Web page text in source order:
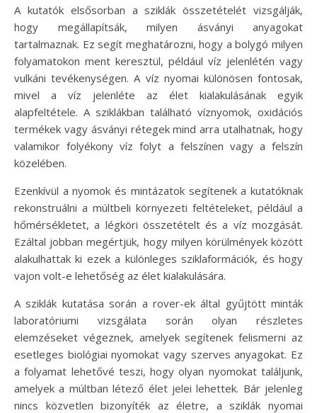
A kutatók elsősorban a sziklák összetételét vizsgálják,
hogy megállapítsák, milyen ásványi anyagokat
tartalmaznak. Ez segít meghatározni, hogy a bolygó milyen
folyamatokon ment keresztül, például víz jelenlétén vagy
vulkáni tevékenységen. A víz nyomai különösen fontosak,
mivel a víz jelenléte az élet kialakulásának egyik
alapfeltétele. A sziklákban található víznyomok, oxidációs
termékek vagy ásványi rétegek mind arra utalhatnak, hogy
valamikor folyékony víz folyt a felszínen vagy a felszín
közelében.
Ezenkívül a nyomok és mintázatok segítenek a kutatóknak
rekonstruálni a múltbeli környezeti feltételeket, például a
hőmérsékletet, a légköri összetételt és a víz mozgását.
Ezáltal jobban megértjük, hogy milyen körülmények között
alakulhattak ki ezek a különleges sziklaformációk, és hogy
vajon volt-e lehetőség az élet kialakulására.
A sziklák kutatása során a rover-ek által gyűjtött minták
laboratóriumi vizsgálata során olyan részletes
elemzéseket végeznek, amelyek segítenek felismerni az
esetleges biológiai nyomokat vagy szerves anyagokat. Ez
a folyamat lehetővé teszi, hogy olyan nyomokat találjunk,
amelyek a múltban létező élet jelei lehettek. Bár jelenleg
nincs közvetlen bizonyíték az életre, a sziklák nyomai